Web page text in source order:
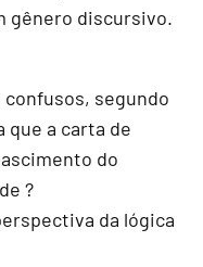
gênero discursivo.
segundo
que a carta de
do
?
da lógica